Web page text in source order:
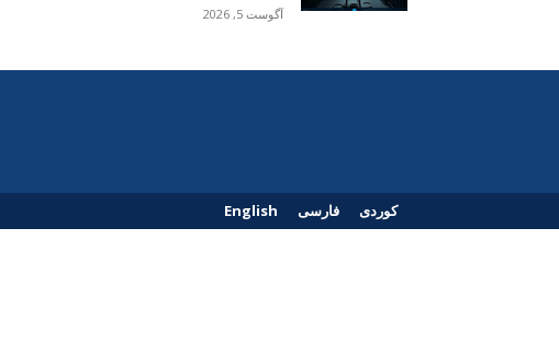
آگوست 5, 2026
English فارسی کوردی